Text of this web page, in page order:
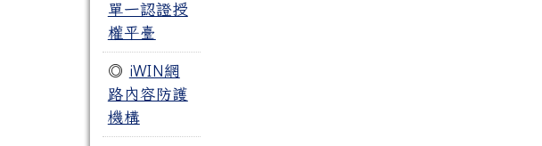
單一認證授
權平臺
◎ iWIN網
路內容防護
機構